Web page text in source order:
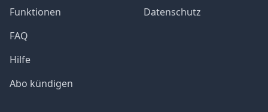
Funktionen
FAQ
Hilfe
Abo kündigen
Datenschutz